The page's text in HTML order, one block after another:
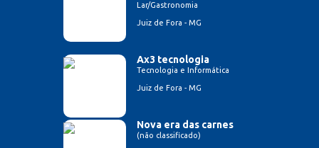
Lar/Gastronomia
Juiz de Fora - MG
Ax3 tecnologia
Tecnologia e Informática
Juiz de Fora - MG
Nova era das carnes
(não classificado)